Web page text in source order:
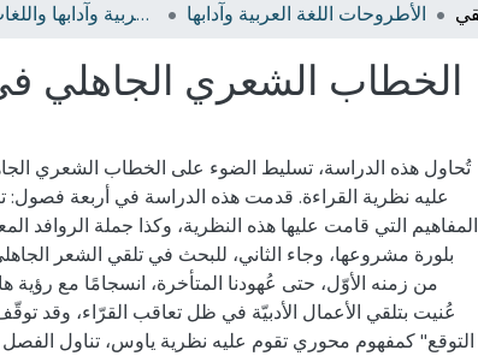
الأطروحات اللغة العربية وآدابها واللغات الشرقية الأطروحات اللغة العربية وآدابها
الخطاب الشعري الجاهلي
تُحاول هذه الدراسة، تسليط الضوء على الخطاب الشعري
عليه نظرية القراءة. قدمت هذه الدراسة في أربعة فصول:
المفاهيم التي قامت عليها هذه النظرية، وكذا جملة الروافد
بلورة مشروعها، وجاء الثاني، للبحث في تلقي الشعر
من زمنه الأوّل، حتى عُهودنا المتأخرة، انسجامًا مع رؤية
عُنيت بتلقي الأعمال الأدبيّة في ظل تعاقب القرّاء، وقد
التوقع" كمفهوم محوري تقوم عليه نظرية ياوس، تناول الفصل